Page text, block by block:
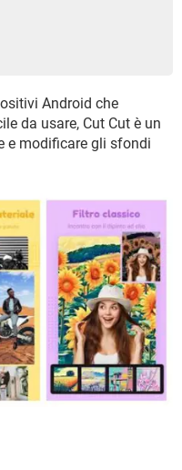
Android che
da usare, Cut Cut è un
e modificare gli sfondi